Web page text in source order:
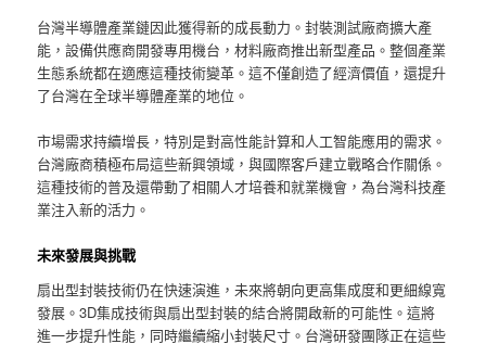
台灣半導體產業鏈因此獲得新的成長動力。封裝測試廠商擴大產
能，設備供應商開發專用機台，材料廠商推出新型產品。整個產業
生態系統都在適應這種技術變革。這不僅創造了經濟價值，還提升
了台灣在全球半導體產業的地位。
市場需求持續增長，特別是對高性能計算和人工智能應用的需求。
台灣廠商積極布局這些新興領域，與國際客戶建立戰略合作關係。
這種技術的普及還帶動了相關人才培養和就業機會，為台灣科技產
業注入新的活力。
未來發展與挑戰
扇出型封裝技術仍在快速演進，未來將朝向更高集成度和更細線寬
發展。3D集成技術與扇出型封裝的結合將開啟新的可能性。這將
進一步提升性能，同時繼續縮小封裝尺寸。台灣研發團隊正在這些